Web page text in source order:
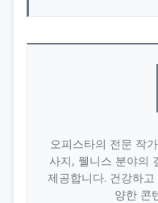
오피스타의 전문 작
사지, 웰니스 분야의
제공합니다. 건강하
양한 콘